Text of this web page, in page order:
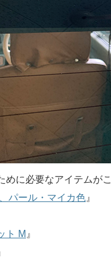
めに必要なアイテムが
パール・マイカ色 』
ト M 』